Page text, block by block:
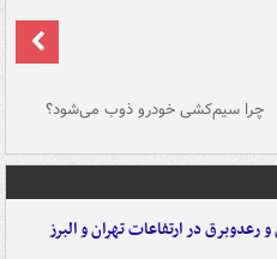
چرا سیم‌کشی خودرو ذوب می‌شود؟
و رعدوبرق در ارتفاعات تهران و البرز